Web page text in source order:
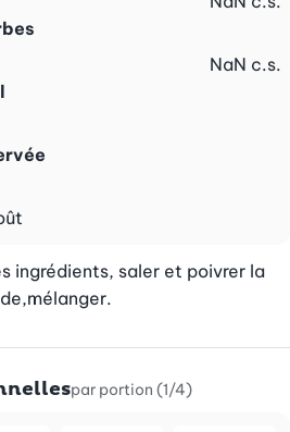
NaN c.s.
ingrédients, saler et poivrer la
par portion (1/4)